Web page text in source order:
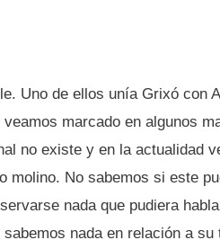
Uno de ellos unía Grixó con
marcado en algunos
no existe y en la actualidad
molino. No sabemos si este
nada que pudiera
nada en relación a su